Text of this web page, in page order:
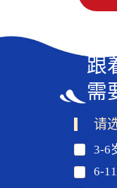
跟
需
请
3-6
6-